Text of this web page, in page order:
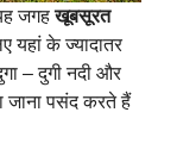
जगहखूबसूरत
यहां के ज्यादातर
– दुगी नदी और
जाना पसंद करते हैं